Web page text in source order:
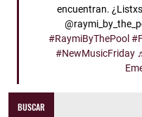
encuentran.
#RaymiByThePool
#NewMusicFriday
BUSCAR